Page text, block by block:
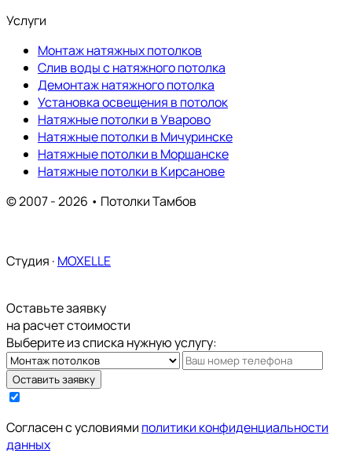
Услуги
Монтаж натяжных потолков
Слив воды с натяжного потолка
Демонтаж натяжного потолка
Установка освещения в потолок
Натяжные потолки в Уварово
Натяжные потолки в Мичуринске
Натяжные потолки в Моршанске
Натяжные потолки в Кирсанове
© 2007 - 2026 • Потолки Тамбов
Студия · MOXELLE
Оставьте заявку
на расчет стоимости
Выберите из списка нужную услугу:
Оставить заявку
Cогласен с условиями политики конфиденциальности
данных